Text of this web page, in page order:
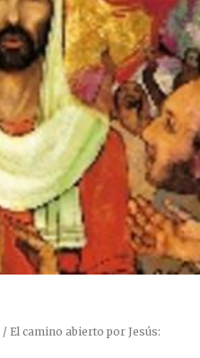
/ El camino abierto por Jesús: